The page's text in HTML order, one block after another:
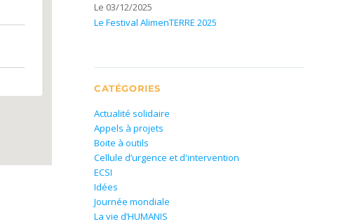
Le 03/12/2025
Le Festival AlimenTERRE 2025
CATÉGORIES
Actualité solidaire
Appels à projets
Boite à outils
Cellule d’urgence et d'intervention
ECSI
Idées
Journée mondiale
La vie d’HUMANIS